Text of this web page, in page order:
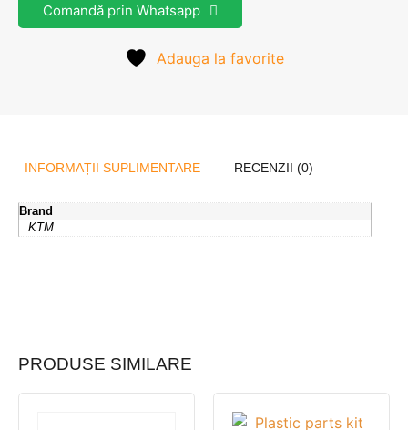
Comandă prin Whatsapp
Adauga la favorite
INFORMAȚII SUPLIMENTARE RECENZII (0)
Brand
KTM
PRODUSE SIMILARE